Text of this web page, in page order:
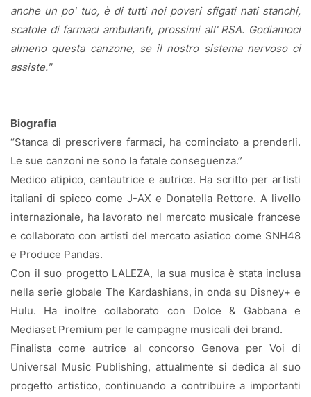
anche un po' tuo, è di tutti noi poveri sfigati nati stanchi,
scatole di farmaci ambulanti, prossimi all' RSA. Godiamoci
almeno questa canzone, se il nostro sistema nervoso ci
assiste."
Biografia
“Stanca di prescrivere farmaci, ha cominciato a prenderli.
Le sue canzoni ne sono la fatale conseguenza.”
Medico atipico, cantautrice e autrice. Ha scritto per artisti
italiani di spicco come J-AX e Donatella Rettore. A livello
internazionale, ha lavorato nel mercato musicale francese
e collaborato con artisti del mercato asiatico come SNH48
e Produce Pandas.
Con il suo progetto LALEZA, la sua musica è stata inclusa
nella serie globale The Kardashians, in onda su Disney+ e
Hulu. Ha inoltre collaborato con Dolce & Gabbana e
Mediaset Premium per le campagne musicali dei brand.
Finalista come autrice al concorso Genova per Voi di
Universal Music Publishing, attualmente si dedica al suo
progetto artistico, continuando a contribuire a importanti